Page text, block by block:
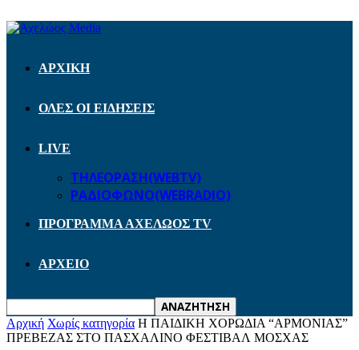
ΑΡΧΙΚΗ
ΟΛΕΣ ΟΙ ΕΙΔΗΣΕΙΣ
LIVE
ΤΗΛΕΟΡΑΣΗ(WEBTV)
ΡΑΔΙΟΦΩΝΟ(WEBRADIO)
ΠΡΟΓΡΑΜΜΑ ΑΧΕΛΩΟΣ TV
ΑΡΧΕΙΟ
Αρχική Χωρίς κατηγορία Η ΠΑΙΔΙΚΗ ΧΟΡΩΔΙΑ “ΑΡΜΟΝΙΑΣ”
ΠΡΕΒΕΖΑΣ ΣΤΟ ΠΑΣΧΑΛΙΝΟ ΦΕΣΤΙΒΑΛ ΜΟΣΧΑΣ